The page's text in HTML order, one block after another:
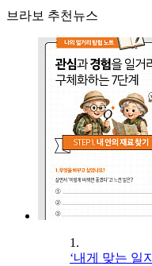
브라보 추천뉴스
1.
‘내게 맞는 일